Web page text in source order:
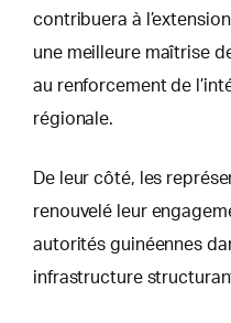
contribuera à
une meilleure maîtrise
au renforcement de
régionale.
De leur côté, les
renouvelé leur
autorités guinéennes
infrastructure